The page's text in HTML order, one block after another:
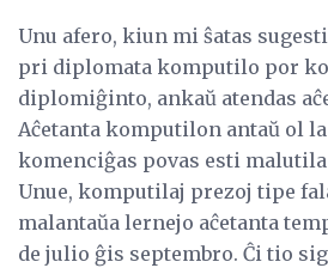
Unu afero, kiun mi ŝatas
pri diplomata komputilo por
diplomiĝinto, ankaŭ atendas
Aĉetanta komputilon antaŭ ol
komenciĝas povas esti
Unue, komputilaj prezoj tipe
malantaŭa lernejo aĉetanta
de julio ĝis septembro. Ĉi tio